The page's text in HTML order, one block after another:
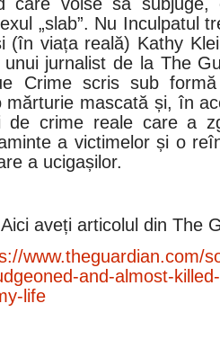
„slab”. Nu Inculpatul
(în viața reală) Kathy
jurnalist de la The
Crime scris sub
mărturie mascată și, în
de crime reale care a
a victimelor și o
a ucigașilor.
aveți articolul din The
www.theguardian.com/
and-almost-
life